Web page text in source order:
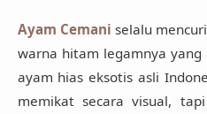
Ayam Cemani selalu
warna hitam legamnya yang
ayam hias eksotis asli
memikat secara visual,